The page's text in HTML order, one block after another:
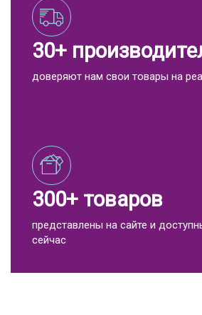
30+
доверяют нам свои товары на
300+ товаров
представлены на сайте и
сейчас